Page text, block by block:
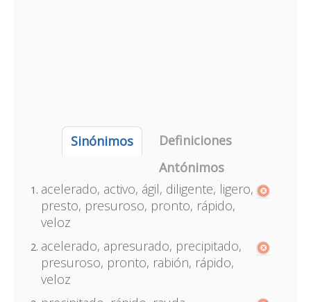
Sinónimos
Definiciones
Antónimos
acelerado, activo, ágil, diligente, ligero,
presto, presuroso, pronto, rápido,
veloz
acelerado, apresurado, precipitado,
presuroso, pronto, rabión, rápido,
veloz